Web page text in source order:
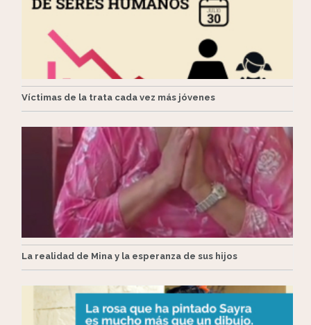
Víctimas de la trata cada vez más jóvenes
La realidad de Mina y la esperanza de sus hijos